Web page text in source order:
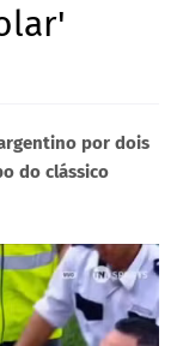
por dois
do clássico